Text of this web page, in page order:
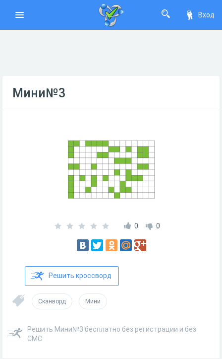
Вход
Мини№3
0 0
Решить кроссворд
Сканворд Мини
Решить Мини№3 бесплатно без регистрации и без
СМС